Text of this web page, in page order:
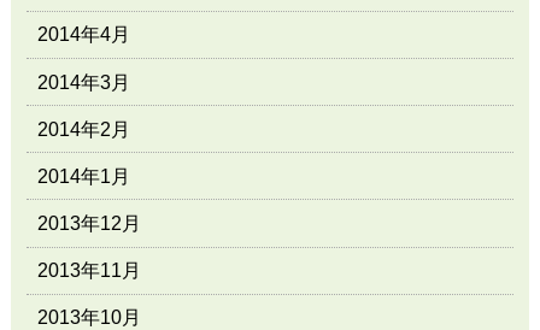
2014年4月
2014年3月
2014年2月
2014年1月
2013年12月
2013年11月
2013年10月